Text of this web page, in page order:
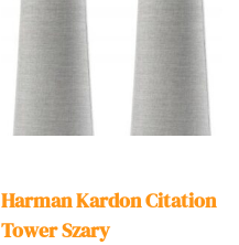
Harman Kardon Citation
Tower Szary